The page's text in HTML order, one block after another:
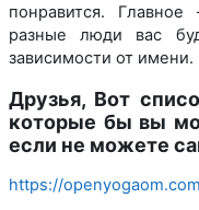
понравится.
разные люди вас
зависимости от имени.
Друзья, Вот
которые бы вы
если не можете
https://